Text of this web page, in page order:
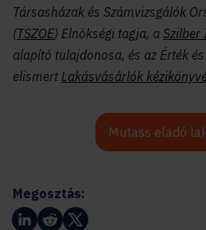
Társasházak és Számvizsgálók
(TSZOE) Elnökségi tagja, a Szilber
alapító tulajdonosa, és az Érték
elismert Lakásvásárlók
Mutass eladó
Megosztás: